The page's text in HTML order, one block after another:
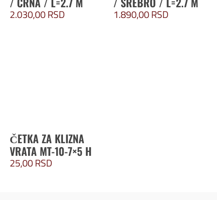
2.030,00RSD 1.890,00RSD
ČETKA ZA KLIZNA
VRATA MT-10-7×5 H
25,00RSD